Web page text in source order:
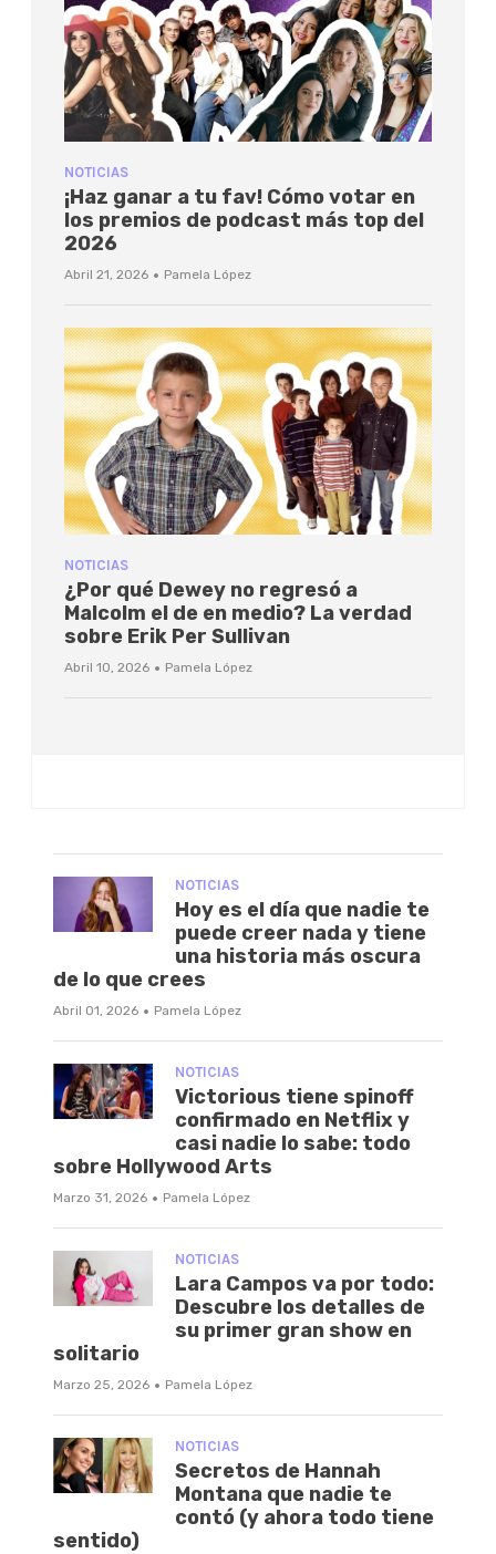
NOTICIAS
¡Haz ganar a tu fav! Cómo votar en
los premios de podcast más top del
2026
Abril 21, 2026 · Pamela López
NOTICIAS
¿Por qué Dewey no regresó a
Malcolm el de en medio? La verdad
sobre Erik Per Sullivan
Abril 10, 2026 · Pamela López
NOTICIAS
Hoy es el día que nadie te
puede creer nada y tiene
una historia más oscura
de lo que crees
Abril 01, 2026 · Pamela López
NOTICIAS
Victorious tiene spinoff
confirmado en Netflix y
casi nadie lo sabe: todo
sobre Hollywood Arts
Marzo 31, 2026 · Pamela López
NOTICIAS
Lara Campos va por todo:
Descubre los detalles de
su primer gran show en
solitario
Marzo 25, 2026 · Pamela López
NOTICIAS
Secretos de Hannah
Montana que nadie te
contó (y ahora todo tiene
sentido)